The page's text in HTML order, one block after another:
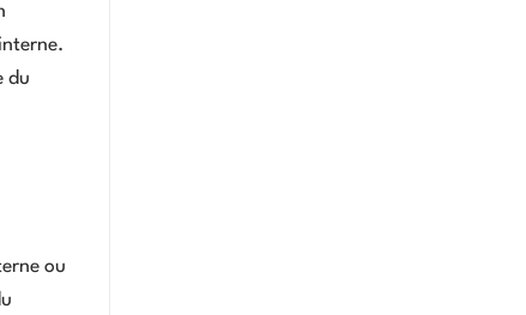
du
ou